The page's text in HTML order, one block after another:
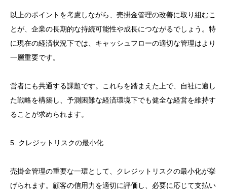
以上のポイントを考慮しながら、売掛金管理の改善に取り組むこ
とが、企業の長期的な持続可能性や成長につながるでしょう。特
に現在の経済状況下では、キャッシュフローの適切な管理はより
一層重要です。
営者にも共通する課題です。これらを踏まえた上で、自社に適し
た戦略を構築し、予測困難な経済環境下でも健全な経営を維持す
ることが求められます。
5. クレジットリスクの最小化
売掛金管理の重要な一環として、クレジットリスクの最小化が挙
げられます。顧客の信用力を適切に評価し、必要に応じて支払い